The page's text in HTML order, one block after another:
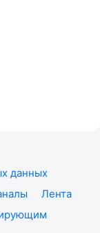
данных
Лента